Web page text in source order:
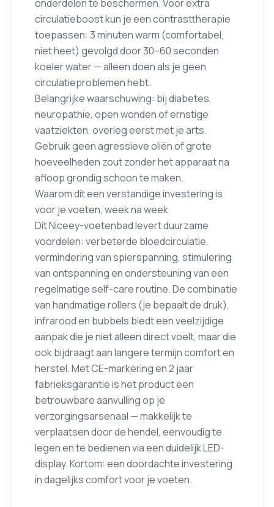
onderdelen te beschermen. Voor extra
circulatieboost kun je een contrasttherapie
toepassen: 3 minuten warm (comfortabel,
niet heet) gevolgd door 30–60 seconden
koeler water — alleen doen als je geen
circulatieproblemen hebt.
Belangrijke waarschuwing: bij diabetes,
neuropathie, open wonden of ernstige
vaatziekten, overleg eerst met je arts.
Gebruik geen agressieve oliën of grote
hoeveelheden zout zonder het apparaat na
afloop grondig schoon te maken.
Waarom dit een verstandige investering is
voor je voeten, week na week
Dit Niceey-voetenbad levert duurzame
voordelen: verbeterde bloedcirculatie,
vermindering van spierspanning, stimulering
van ontspanning en ondersteuning van een
regelmatige self-care routine. De combinatie
van handmatige rollers (je bepaalt de druk),
infrarood en bubbels biedt een veelzijdige
aanpak die je niet alleen direct voelt, maar die
ook bijdraagt aan langere termijn comfort en
herstel. Met CE-markering en 2 jaar
fabrieksgarantie is het product een
betrouwbare aanvulling op je
verzorgingsarsenaal — makkelijk te
verplaatsen door de hendel, eenvoudig te
legen en te bedienen via een duidelijk LED-
display. Kortom: een doordachte investering
in dagelijks comfort voor je voeten.